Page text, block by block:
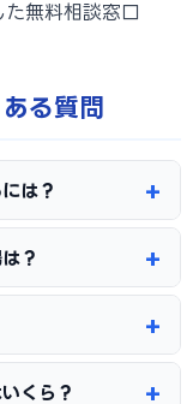
た無料相談窓口
る質問
は？
？
くら？